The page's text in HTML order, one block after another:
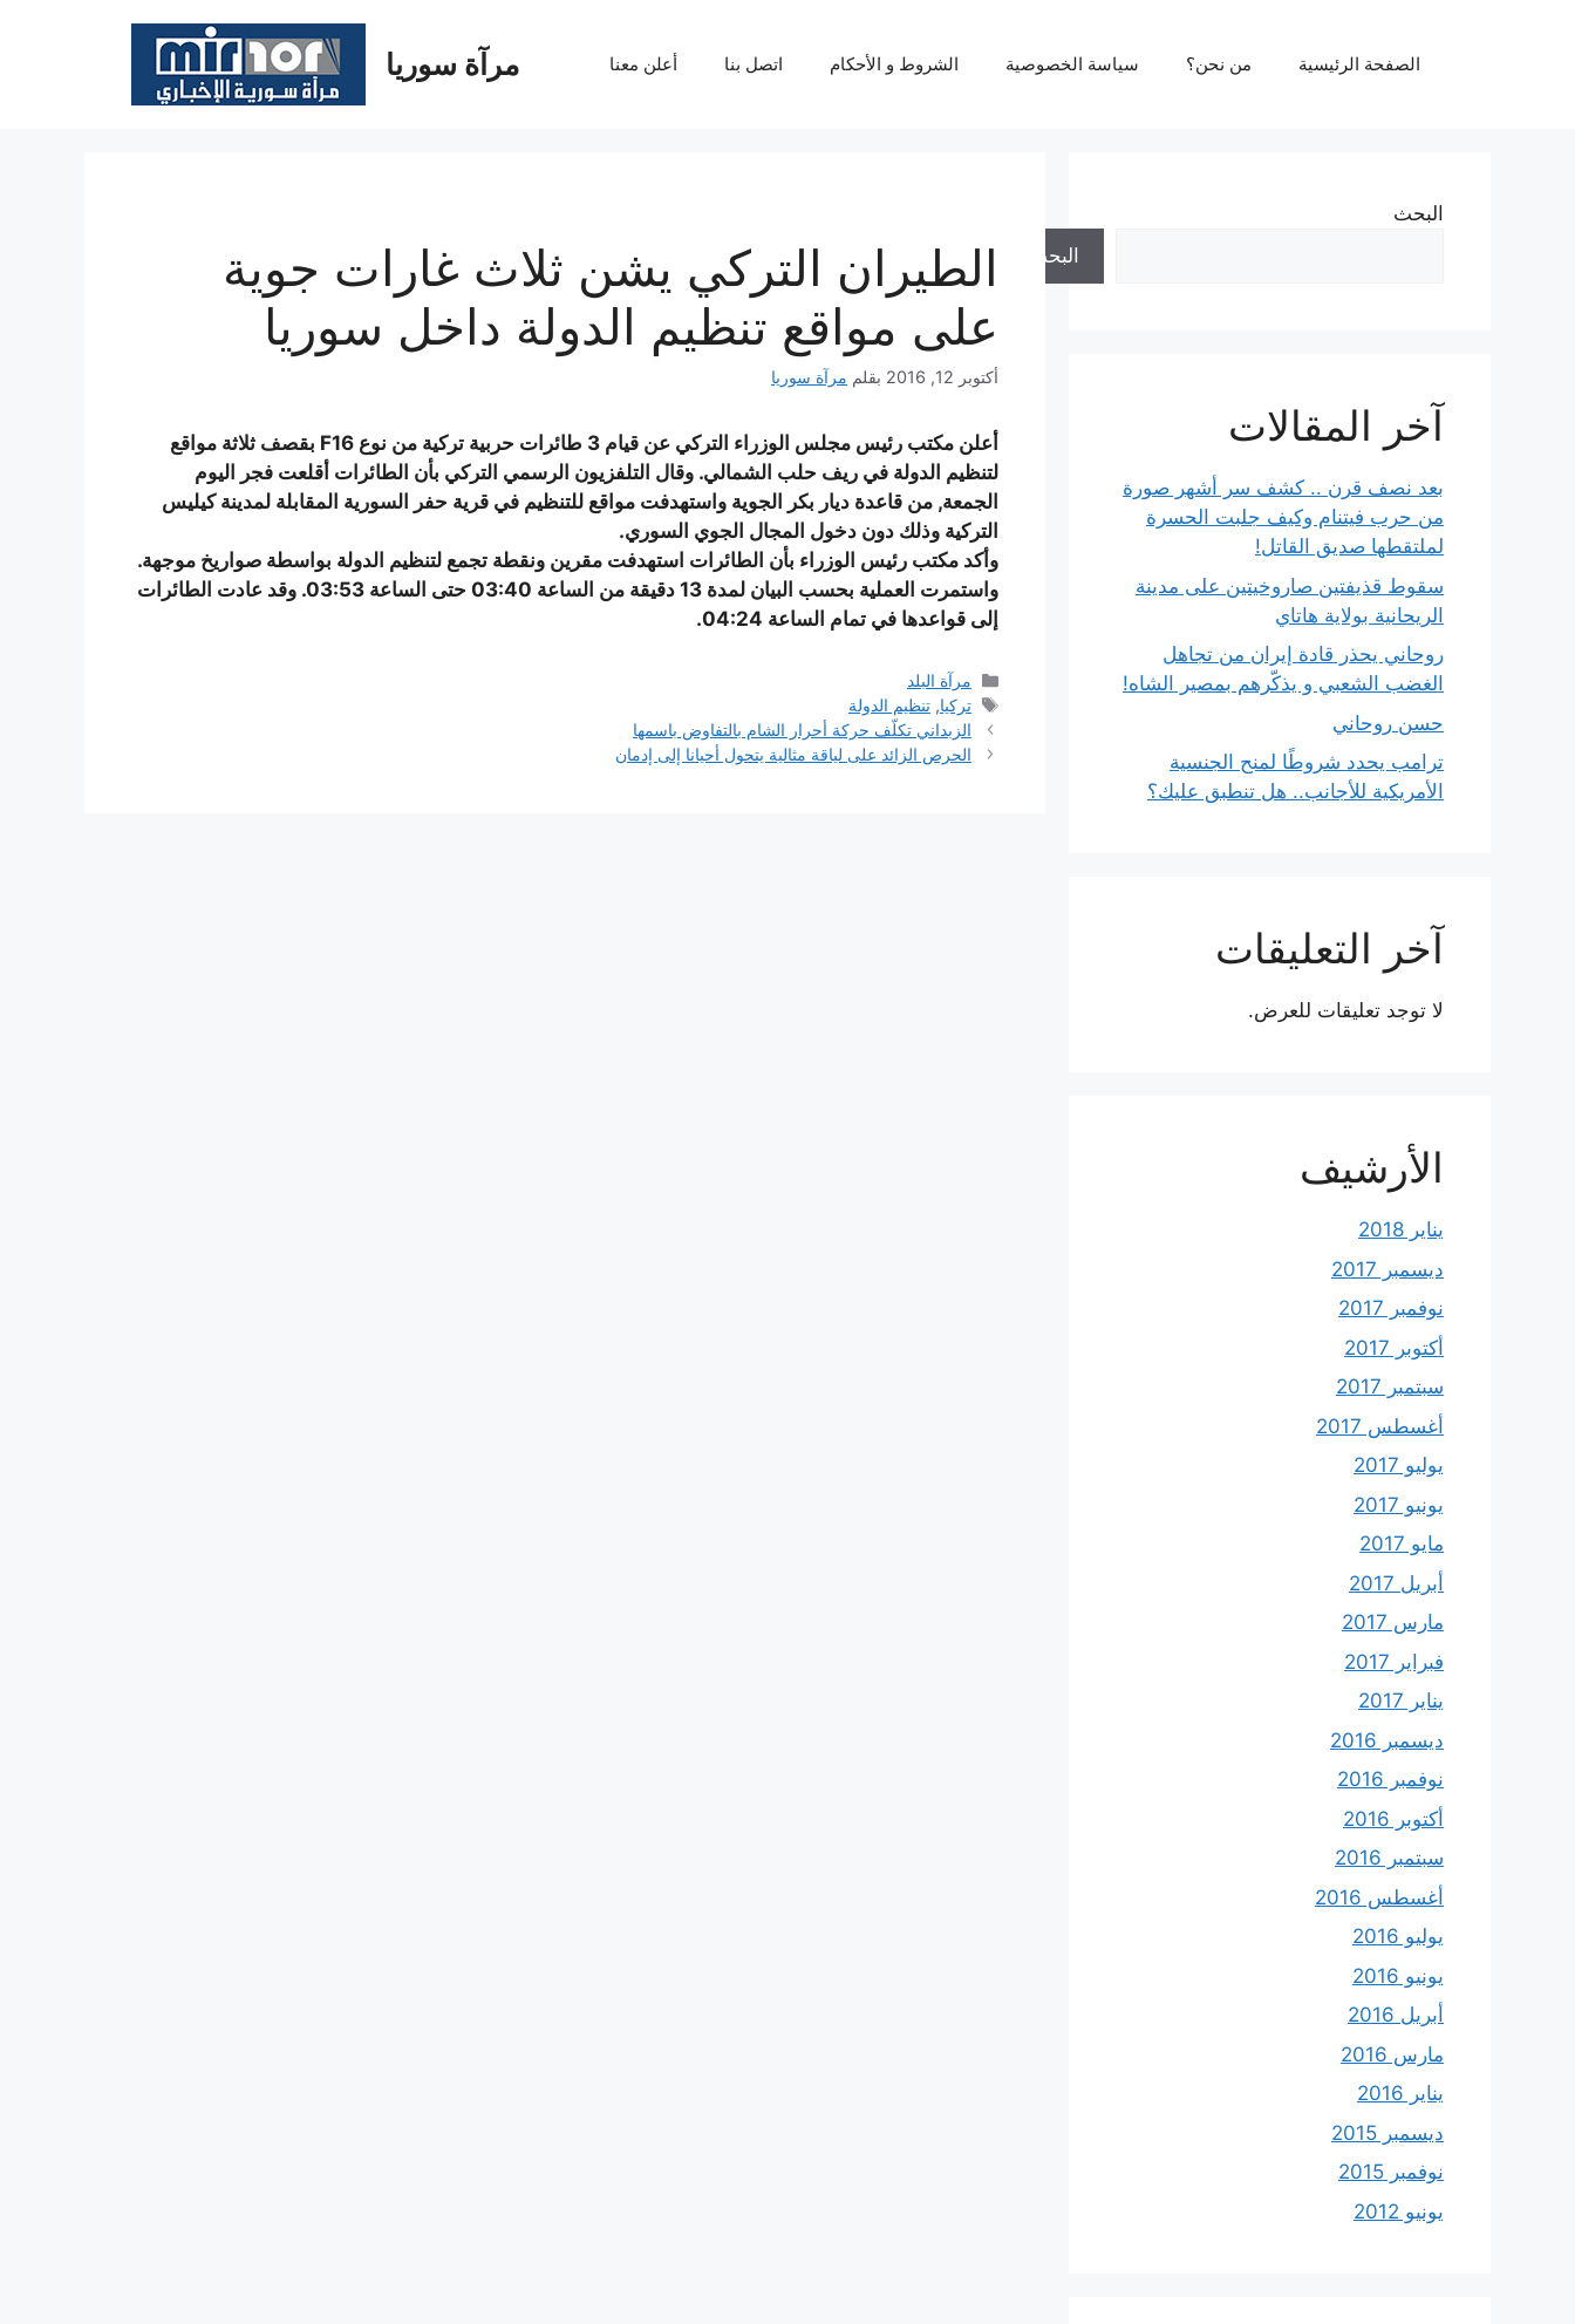
مرآة سوريا الصفحة الرئيسية من نحن؟ سياسة الخصوصية الشروط و الأحكام اتصل بنا أعلن معنا
الطيران التركي يشن ثلاث غارات جوية
على مواقع تنظيم الدولة داخل سوريا
أكتوبر 12, 2016 بقلم مرآة سوريا
أعلن مكتب رئيس مجلس الوزراء التركي عن قيام 3 طائرات حربية تركية من نوع F16 بقصف ثلاثة مواقع
لتنظيم الدولة في ريف حلب الشمالي. وقال التلفزيون الرسمي التركي بأن الطائرات أقلعت فجر اليوم
الجمعة, من قاعدة ديار بكر الجوية واستهدفت مواقع للتنظيم في قرية حفر السورية المقابلة لمدينة كيليس
التركية وذلك دون دخول المجال الجوي السوري.
وأكد مكتب رئيس الوزراء بأن الطائرات استهدفت مقرين ونقطة تجمع لتنظيم الدولة بواسطة صواريخ موجهة.
واستمرت العملية بحسب البيان لمدة 13 دقيقة من الساعة 03:40 حتى الساعة 03:53. وقد عادت الطائرات
إلى قواعدها في تمام الساعة 04:24.
التصنيفات
مرآة البلد
الوسوم
تركيا,تنظيم الدولة
الزبداني تكلّف حركة أحرار الشام بالتفاوض باسمها
الحرص الزائد على لياقة مثالية يتحول أحيانا إلى إدمان
البحث
البحث
آخر المقالات
بعد نصف قرن .. كشف سر أشهر صورة
من حرب فيتنام وكيف جلبت الحسرة
لملتقطها صديق القاتل!
سقوط قذيفتين صاروخيتين على مدينة
الريحانية بولاية هاتاي
روحاني يحذر قادة إيران من تجاهل
الغضب الشعبي و يذكّرهم بمصير الشاه!
حسن روحاني
ترامب يحدد شروطًا لمنح الجنسية
الأمريكية للأجانب.. هل تنطبق عليك؟
آخر التعليقات
لا توجد تعليقات للعرض.
الأرشيف
يناير 2018
ديسمبر 2017
نوفمبر 2017
أكتوبر 2017
سبتمبر 2017
أغسطس 2017
يوليو 2017
يونيو 2017
مايو 2017
أبريل 2017
مارس 2017
فبراير 2017
يناير 2017
ديسمبر 2016
نوفمبر 2016
أكتوبر 2016
سبتمبر 2016
أغسطس 2016
يوليو 2016
يونيو 2016
أبريل 2016
مارس 2016
يناير 2016
ديسمبر 2015
نوفمبر 2015
يونيو 2012